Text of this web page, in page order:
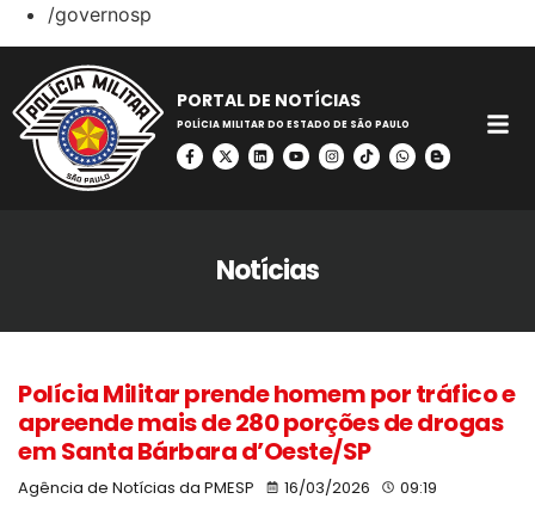
/governosp
PORTAL DE NOTÍCIAS
POLÍCIA MILITAR DO ESTADO DE SÃO PAULO
Notícias
Polícia Militar prende homem por tráfico e
apreende mais de 280 porções de drogas
em Santa Bárbara d’Oeste/SP
Agência de Notícias da PMESP 16/03/2026 09:19